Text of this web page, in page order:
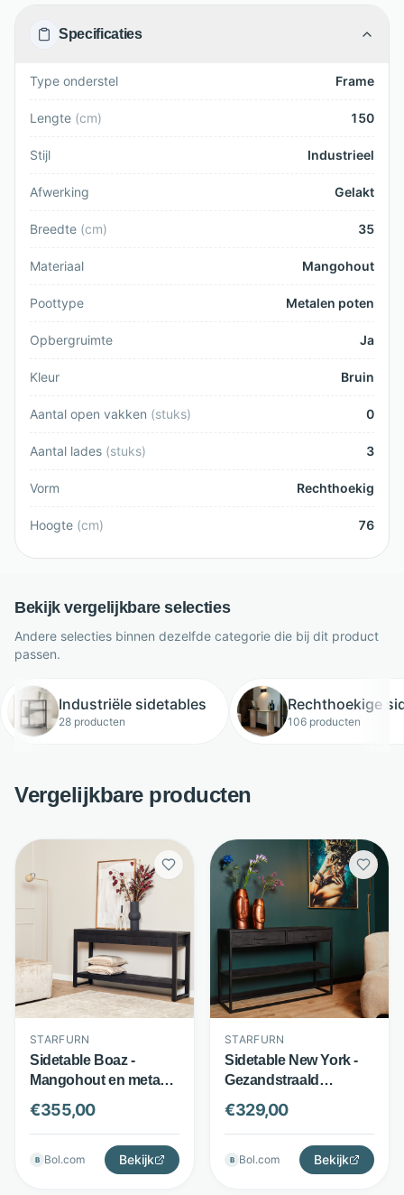
Specificaties
Type onderstel Frame
Lengte (cm) 150
Stijl Industrieel
Afwerking Gelakt
Breedte (cm) 35
Materiaal Mangohout
Poottype Metalen poten
Opbergruimte Ja
Kleur Bruin
Aantal open vakken (stuks) 0
Aantal lades (stuks) 3
Vorm Rechthoekig
Hoogte (cm) 76
Bekijk vergelijkbare selecties
Andere selecties binnen dezelfde categorie die bij dit product
passen.
Industriële sidetables
28 producten
Rechthoekige
106 producten
Vergelijkbare producten
STARFURN
Sidetable Boaz -
Mangohout en metaal -
3 laden - Zwart -
Starfurn
€355,00
B Bol.com Bekijk
STARFURN
Sidetable New York -
Gezandstraald
mangohout en metaal -
2 lades - Zwart -
Starfurn
€329,00
B Bol.com Bekijk